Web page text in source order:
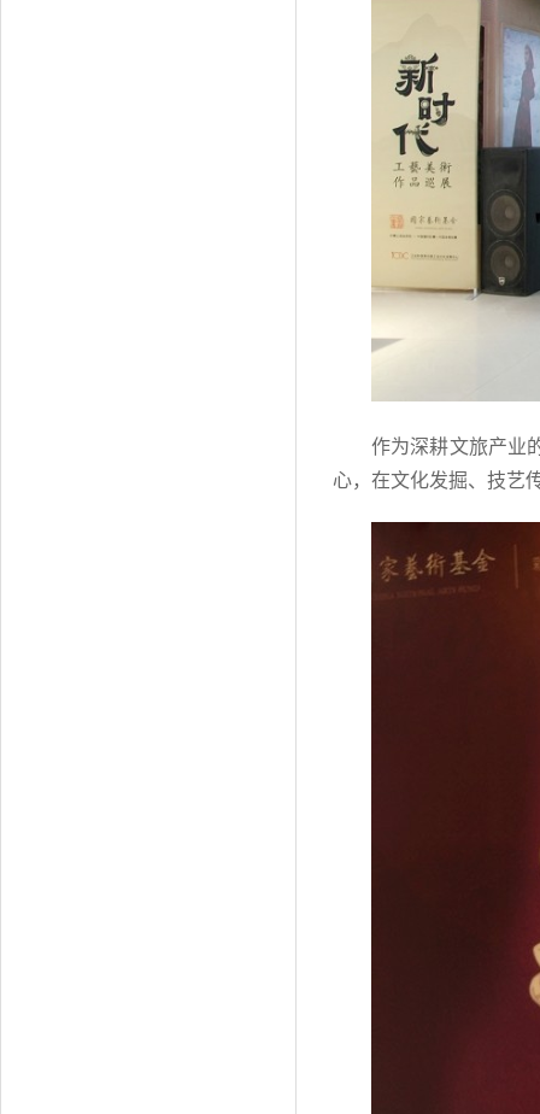
作为深耕文旅产业
心，在文化发掘、技艺